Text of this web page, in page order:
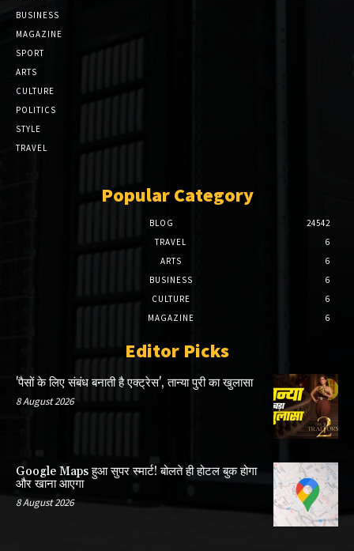
BUSINESS
MAGAZINE
SPORT
ARTS
CULTURE
POLITICS
STYLE
TRAVEL
Popular Category
BLOG
24542
TRAVEL
6
ARTS
6
BUSINESS
6
CULTURE
6
MAGAZINE
6
Editor Picks
'पैसों के लिए संबंध बनाती है एक्ट्रेस', तान्या पुरी का खुलासा
8 August 2026
Google Maps हुआ सुपर स्मार्ट! बोलते ही होटल बुक होगा
और खाना आएगा
8 August 2026